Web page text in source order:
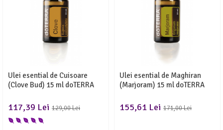
Ulei esential de Cuisoare
(Clove Bud) 15 ml doTERRA
129,00 Lei
117,39 Lei
Ulei esential de Maghiran
(Marjoram) 15 ml doTERRA
171,00 Lei
155,61 Lei